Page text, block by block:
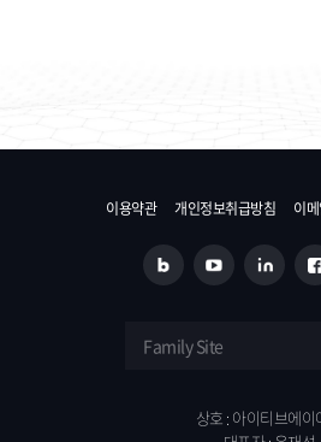
이용약관 개인정보취급방침 이
Family Site
상호 : 아이티브에이